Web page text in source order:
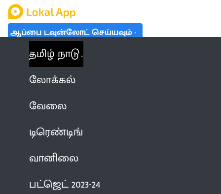
ஆப்பை டவுன்லோட் செய்யவும்
தமிழ் நாடு
லோக்கல்
வேலை
டிரெண்டிங்
வானிலை
பட்ஜெட் 2023-24